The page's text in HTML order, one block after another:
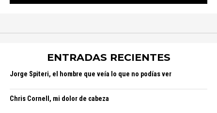
ENTRADAS RECIENTES
Jorge Spiteri, el hombre que veía lo que no podías ver
Chris Cornell, mi dolor de cabeza